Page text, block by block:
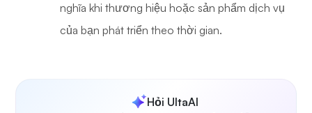
nghĩa khi thương hiệu hoặc sản phẩm dịch vụ
của bạn phát triển theo thời gian.
Hỏi UltaAI